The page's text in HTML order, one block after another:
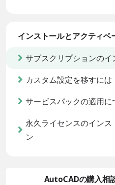
インストールとアクティベ
サブスクリプションのイ
カスタム設定を移すには
サービスパックの適用に
永久ライセンスのイン
ン
AutoCADの購入相